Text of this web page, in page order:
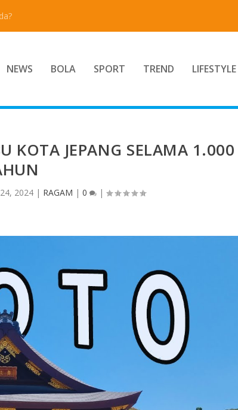
NEWS BOLA SPORT TREND LIFESTYLE
KOTA JEPANG SELAMA 1.000
2024| RAGAM | 0 |